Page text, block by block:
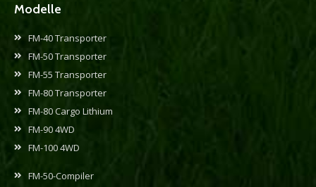
Modelle
FM-40 Transporter
FM-50 Transporter
FM-55 Transporter
FM-80 Transporter
FM-80 Cargo Lithium
FM-90 4WD
FM-100 4WD
FM-50-Compiler